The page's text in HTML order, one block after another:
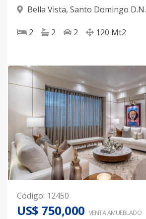
Bella Vista, Santo Domingo D.N.
2 2 2 120 Mt2
Código: 12450
US$ 750,000 VENTA AMUEBLADO